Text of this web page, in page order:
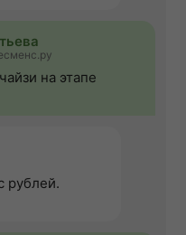
на этапе
рублей.